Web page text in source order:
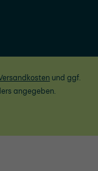
und ggf.
angegeben.